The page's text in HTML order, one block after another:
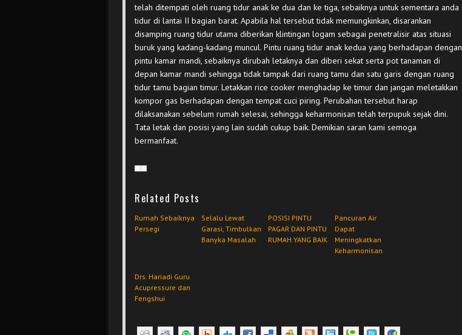
telah ditempati oleh ruang tidur anak ke dua dan ke tiga, sebaiknya untuk sementara anda
tidur di lantai II bagian barat. Apabila hal tersebut tidak memungkinkan, disarankan
disamping ruang tidur utama diberikan klintingan logam sebagai penetralisir atas situasi
buruk yang kadang-kadang muncul. Pintu ruang tidur anak kedua yang berhadapan dengan
pintu kamar mandi, sebaiknya dirubah letaknya dan diberi sekat serta pot tanaman di
depan kamar mandi sehingga tidak tampak dari ruang tamu dan satu garis dengan ruang
tidur tamu bagian timur. Letakkan rice cooker menghadap ke timur dan jangan meletakkan
kompor gas berhadapan dengan tempat cuci piring. Perubahan tersebut harap
dilaksanakan sebelum rumah selesai, sehingga keharmonisan telah terpupuk sejak dini.
Tata letak dan posisi yang lain sudah cukup baik. Demikian saran kami semoga
bermanfaat.
Related Posts
Rumah Sebaiknya
Persegi
Selalu Lewat
Garasi, Timbulkan
Banyka Masalah
POSISI PINTU
PAGAR DAN PINTU
RUMAH YANG BAIK
Pancuran Air
Dapat
Meningkatkan
Keharmonisan
Drs. Hariadi Guru
Acupressure dan
Fengshui